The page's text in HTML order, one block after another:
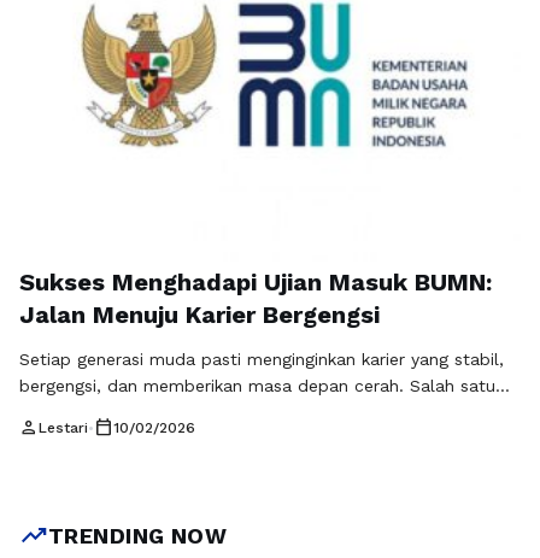
Sukses Menghadapi Ujian Masuk BUMN:
Jalan Menuju Karier Bergengsi
Setiap generasi muda pasti menginginkan karier yang stabil,
bergengsi, dan memberikan masa depan cerah. Salah satu
BUMN. Bekerja di perusahaan milik negara tidak hanya
berkontribusi dalam proyek-proyek strategis nasional …
person Lestari• calendar_today10/02/2026
trending_upTRENDING NOW